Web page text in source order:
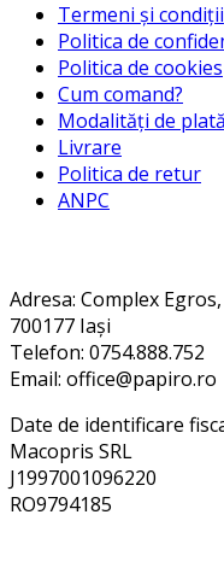
Termeni și condiții
Politica de
Politica de cookies
Cum comand?
Modalități de plată
Livrare
Politica de retur
ANPC
Adresa: Complex
700177 Iași
Telefon: 0754.888.752
Email: office@papiro.ro
Date de identificare
Macopris SRL
J1997001096220
RO9794185